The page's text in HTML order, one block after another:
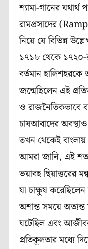
শ‍্যামা-গানের
রামপ্রসাদের
নিয়ে যে বিভিন্ন
১৭১৮ থেকে
বর্তমান
জন্মেছিলেন এই
ও রাজনৈতিকভাবে
চাষআবাদের
তখন থেকেই
আমরা জানি, এই
ভয়াবহ ছিয়াত্তরের
যা চাক্ষুষ
অশান্ত সময়ে অত‍্যন্ত
ঘটেছিল এবং
প্রতিকূলতার মধ্যে